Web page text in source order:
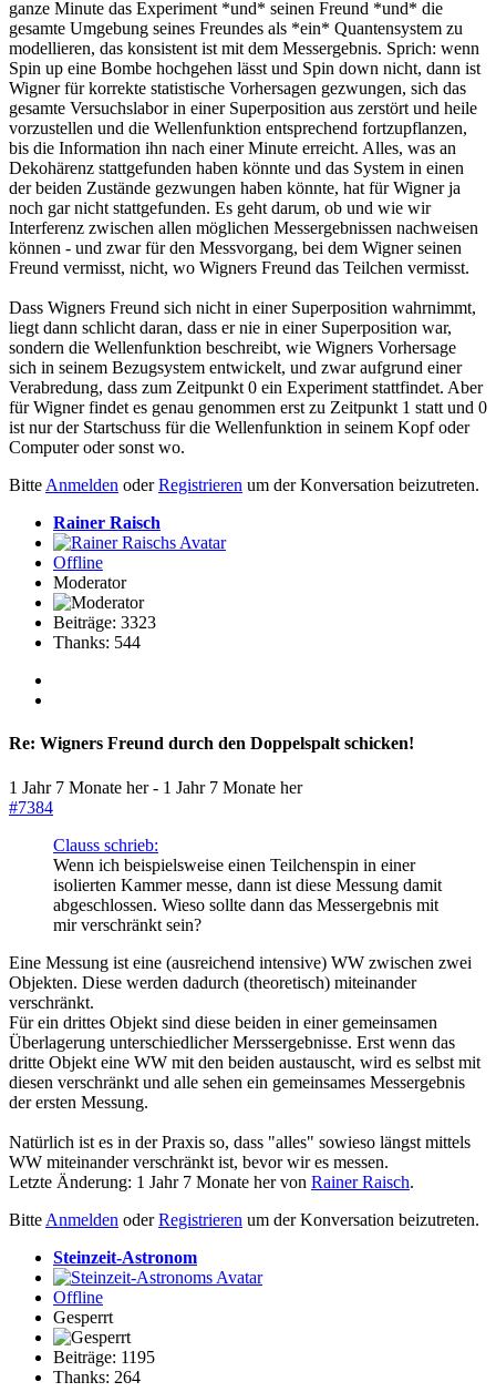
ganze Minute das Experiment *und* seinen Freund *und* die
gesamte Umgebung seines Freundes als *ein* Quantensystem zu
modellieren, das konsistent ist mit dem Messergebnis. Sprich: wenn
Spin up eine Bombe hochgehen lässt und Spin down nicht, dann ist
Wigner für korrekte statistische Vorhersagen gezwungen, sich das
gesamte Versuchslabor in einer Superposition aus zerstört und heile
vorzustellen und die Wellenfunktion entsprechend fortzupflanzen,
bis die Information ihn nach einer Minute erreicht. Alles, was an
Dekohärenz stattgefunden haben könnte und das System in einen
der beiden Zustände gezwungen haben könnte, hat für Wigner ja
noch gar nicht stattgefunden. Es geht darum, ob und wie wir
Interferenz zwischen allen möglichen Messergebnissen nachweisen
können - und zwar für den Messvorgang, bei dem Wigner seinen
Freund vermisst, nicht, wo Wigners Freund das Teilchen vermisst.
Dass Wigners Freund sich nicht in einer Superposition wahrnimmt,
liegt dann schlicht daran, dass er nie in einer Superposition war,
sondern die Wellenfunktion beschreibt, wie Wigners Vorhersage
sich in seinem Bezugsystem entwickelt, und zwar aufgrund einer
Verabredung, dass zum Zeitpunkt 0 ein Experiment stattfindet. Aber
für Wigner findet es genau genommen erst zu Zeitpunkt 1 statt und 0
ist nur der Startschuss für die Wellenfunktion in seinem Kopf oder
Computer oder sonst wo.
Bitte Anmelden oderRegistrieren um der Konversation beizutreten.
Rainer Raisch
Offline
Moderator
Beiträge: 3323
Thanks: 544
Re: Wigners Freund durch den Doppelspalt schicken!
1 Jahr 7 Monate her- 1 Jahr 7 Monate her
#7384
Clauss schrieb:
Wenn ich beispielsweise einen Teilchenspin in einer
isolierten Kammer messe, dann ist diese Messung damit
abgeschlossen. Wieso sollte dann das Messergebnis mit
mir verschränkt sein?
Eine Messung ist eine (ausreichend intensive) WW zwischen zwei
Objekten. Diese werden dadurch (theoretisch) miteinander
verschränkt.
Für ein drittes Objekt sind diese beiden in einer gemeinsamen
Überlagerung unterschiedlicher Merssergebnisse. Erst wenn das
dritte Objekt eine WW mit den beiden austauscht, wird es selbst mit
diesen verschränkt und alle sehen ein gemeinsames Messergebnis
der ersten Messung.
Natürlich ist es in der Praxis so, dass "alles" sowieso längst mittels
WW miteinander verschränkt ist, bevor wir es messen.
Letzte Änderung: 1 Jahr 7 Monate her von Rainer Raisch.
Bitte Anmelden oderRegistrieren um der Konversation beizutreten.
Steinzeit-Astronom
Offline
Gesperrt
Beiträge: 1195
Thanks: 264